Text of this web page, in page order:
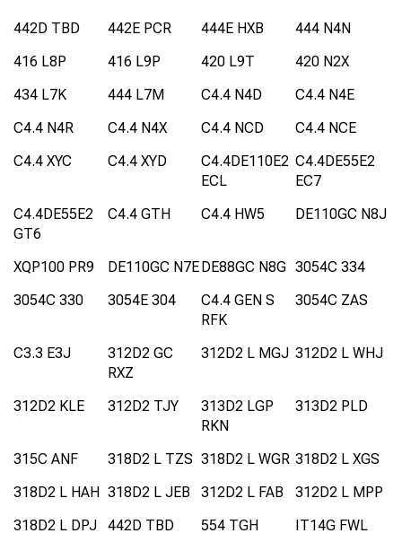
442D TBD
442E PCR 444E HXB
444 N4N
416 L8P
416 L9P 420 L9T
420 N2X
434 L7K
444 L7M C4.4 N4D
C4.4 N4E
C4.4 N4R
C4.4 N4X C4.4 NCD
C4.4 NCE
C4.4 XYC
C4.4 XYD
C4.4DE110E2
ECL
C4.4DE55E2
EC7
C4.4DE55E2
GT6
C4.4 GTH C4.4 HW5 DE110GC N8J
XQP100 PR9 DE110GC N7EDE88GC N8G 3054C 334
3054C 330
3054E 304
C4.4 GEN S
RFK
3054C ZAS
C3.3 E3J
312D2 GC
RXZ
312D2 L MGJ 312D2 L WHJ
312D2 KLE 312D2 TJY
313D2 LGP
RKN
313D2 PLD
315C ANF 318D2 L TZS 318D2 L WGR 318D2 L XGS
318D2 L HAH 318D2 L JEB 312D2 L FAB
312D2 L MPP
318D2 L DPJ
442D TBD 554 TGH
IT14G FWL